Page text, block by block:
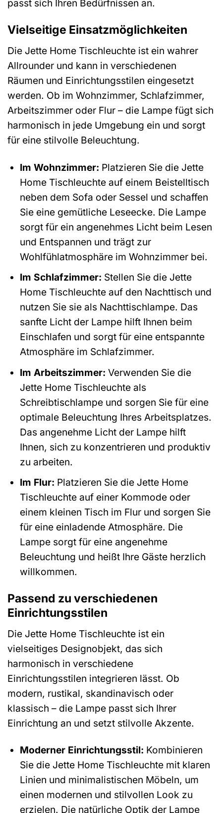
passt sich Ihren Bedürfnissen an.
Vielseitige Einsatzmöglichkeiten
Die Jette Home Tischleuchte ist ein wahrer
Allrounder und kann in verschiedenen
Räumen und Einrichtungsstilen eingesetzt
werden. Ob im Wohnzimmer, Schlafzimmer,
Arbeitszimmer oder Flur – die Lampe fügt sich
harmonisch in jede Umgebung ein und sorgt
für eine stilvolle Beleuchtung.
Im Wohnzimmer: Platzieren Sie die Jette
Home Tischleuchte auf einem Beistelltisch
neben dem Sofa oder Sessel und schaffen
Sie eine gemütliche Leseecke. Die Lampe
sorgt für ein angenehmes Licht beim Lesen
und Entspannen und trägt zur
Wohlfühlatmosphäre im Wohnzimmer bei.
Im Schlafzimmer: Stellen Sie die Jette
Home Tischleuchte auf den Nachttisch und
nutzen Sie sie als Nachttischlampe. Das
sanfte Licht der Lampe hilft Ihnen beim
Einschlafen und sorgt für eine entspannte
Atmosphäre im Schlafzimmer.
Im Arbeitszimmer: Verwenden Sie die
Jette Home Tischleuchte als
Schreibtischlampe und sorgen Sie für eine
optimale Beleuchtung Ihres Arbeitsplatzes.
Das angenehme Licht der Lampe hilft
Ihnen, sich zu konzentrieren und produktiv
zu arbeiten.
Im Flur: Platzieren Sie die Jette Home
Tischleuchte auf einer Kommode oder
einem kleinen Tisch im Flur und sorgen Sie
für eine einladende Atmosphäre. Die
Lampe sorgt für eine angenehme
Beleuchtung und heißt Ihre Gäste herzlich
willkommen.
Passend zu verschiedenen
Einrichtungsstilen
Die Jette Home Tischleuchte ist ein
vielseitiges Designobjekt, das sich
harmonisch in verschiedene
Einrichtungsstilen integrieren lässt. Ob
modern, rustikal, skandinavisch oder
klassisch – die Lampe passt sich Ihrer
Einrichtung an und setzt stilvolle Akzente.
Moderner Einrichtungsstil: Kombinieren
Sie die Jette Home Tischleuchte mit klaren
Linien und minimalistischen Möbeln, um
einen modernen und stilvollen Look zu
erzielen. Die natürliche Optik der Lampe